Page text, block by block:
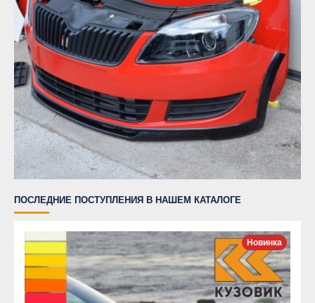
ПОСЛЕДНИЕ ПОСТУПЛЕНИЯ В НАШЕМ КАТАЛОГЕ
Новинка